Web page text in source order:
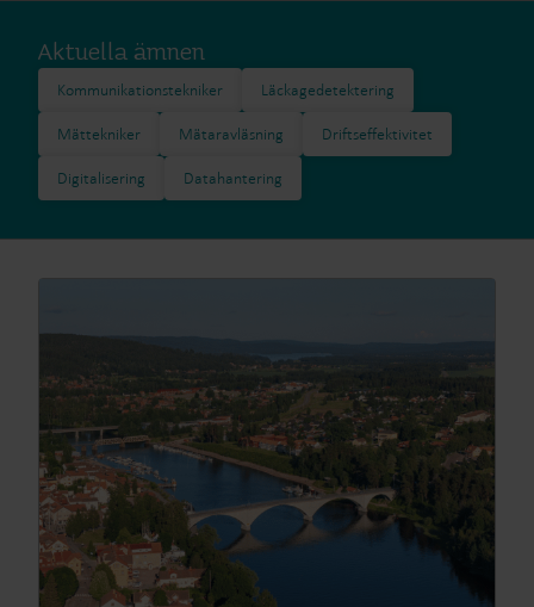
Aktuella ämnen
Kommunikationstekniker Läckagedetektering
Mättekniker Mätaravläsning​ Driftseffektivitet
Digitalisering Datahantering